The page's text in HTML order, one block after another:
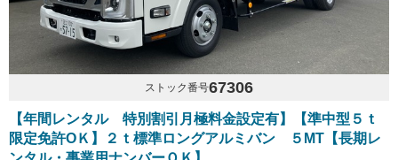
ストック番号67306
【年間レンタル 特別割引月極料金設定有】【準中型５ｔ
限定免許OＫ】２ｔ標準ロングアルミバン ５MT【長期レ